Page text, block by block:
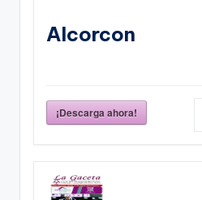
Alcorcon
¡Descarga ahora!